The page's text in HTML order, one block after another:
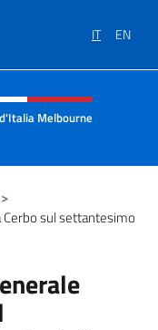
IT EN
e menù
Melbourne
>
sul settantesimo